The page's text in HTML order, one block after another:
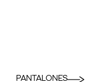
PANTALONES